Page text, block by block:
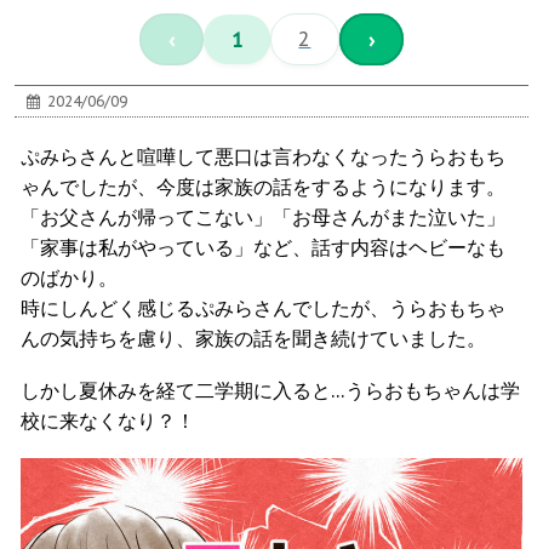
‹ 1 2 ›
2024/06/09
ぷみらさんと喧嘩して悪口は言わなくなったうらおもち
ゃんでしたが、今度は家族の話をするようになります。
「お父さんが帰ってこない」「お母さんがまた泣いた」
「家事は私がやっている」など、話す内容はヘビーなも
のばかり。
時にしんどく感じるぷみらさんでしたが、うらおもちゃ
んの気持ちを慮り、家族の話を聞き続けていました。
しかし夏休みを経て二学期に入ると…うらおもちゃんは学
校に来なくなり？！